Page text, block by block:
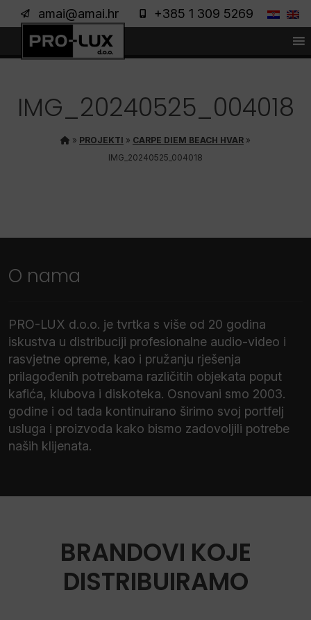
amai@amai.hr +385 1 309 5269
IMG_20240525_004018
» PROJEKTI » CARPE DIEM BEACH HVAR »
IMG_20240525_004018
O nama
PRO-LUX d.o.o. je tvrtka s više od 20 godina
iskustva u distribuciji profesionalne audio-video i
rasvjetne opreme, kao i pružanju rješenja
prilagođenih potrebama različitih objekata poput
kafića, klubova i diskoteka. Osnovani smo 2003.
godine i od tada kontinuirano širimo svoj portfelj
usluga i proizvoda kako bismo zadovoljili potrebe
naših klijenata.
BRANDOVI KOJE
DISTRIBUIRAMO